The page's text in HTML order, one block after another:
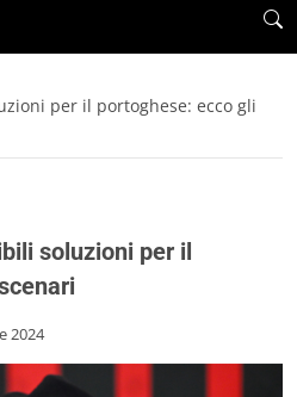
per il portoghese: ecco gli
soluzioni per il
2024